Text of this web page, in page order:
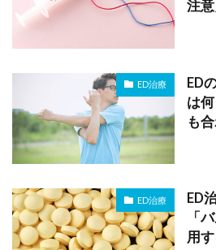
注
ED治療
ED
は
も
ED治療
ED
「
用